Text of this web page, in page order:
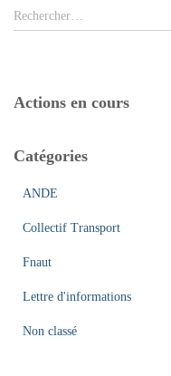
R
e
r
h
Rechercher…
Actions en cours
Catégories
ANDE
Collectif Transport
Fnaut
Lettre d'informations
Non classé